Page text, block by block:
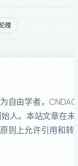
理
自由学者，CNDAO
人。本站文章在未
则上允许引用和转